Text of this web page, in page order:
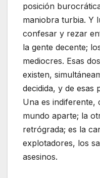
posición
maniobra turbia. Y
confesar y rezar
la gente decente;
mediocres. Esas
existen,
decidida, y de esas
Una es indiferente,
mundo aparte; la
retrógrada; es la
explotadores, los
asesinos.